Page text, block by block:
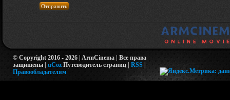
Отправить
© Copyright 2016 - 2026 | ArmCinema | Все права
защищены | uCoz Путеводитель страниц | RSS |
Правообладателям